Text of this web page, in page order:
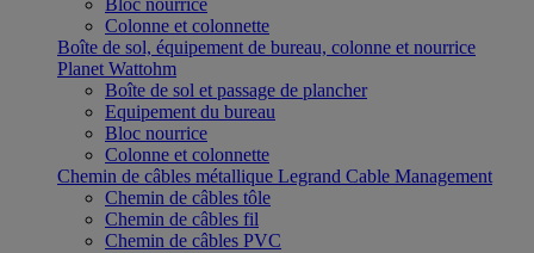
Bloc nourrice
Colonne et colonnette
Boîte de sol, équipement de bureau, colonne et nourrice
Planet Wattohm
Boîte de sol et passage de plancher
Equipement du bureau
Bloc nourrice
Colonne et colonnette
Chemin de câbles métallique Legrand Cable Management
Chemin de câbles tôle
Chemin de câbles fil
Chemin de câbles PVC